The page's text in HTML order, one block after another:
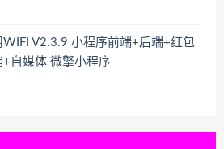
WIFI V2.3.9 小程序前端+后端+红包
+自媒体 微擎小程序